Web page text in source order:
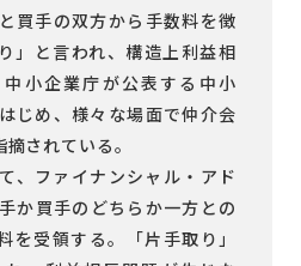
買手の双方から手数料を徴
」と言われ、構造上利益相
小企業庁が公表する中小
じめ、様々な場面で仲介会
されている。
、ファイナンシャル・アド
か買手のどちらか一方との
を受領する。「片手取り」